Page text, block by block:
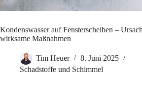
Kondenswasser auf Fensterscheiben –
wirksame Maßnahmen
Tim Heuer
8. Juni 2025
Schadstoffe und Schimmel